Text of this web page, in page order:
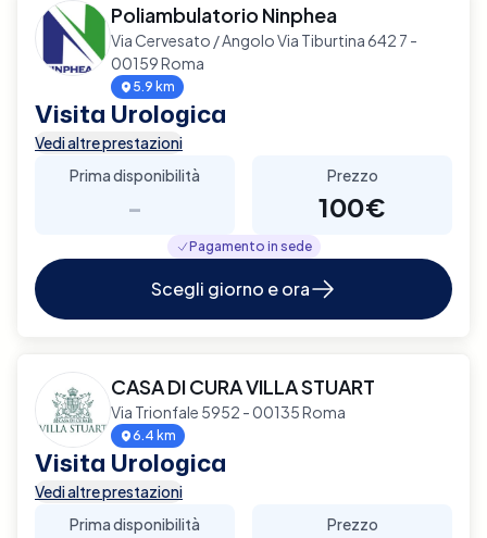
Poliambulatorio Ninphea
Via Cervesato / Angolo Via Tiburtina 642 7 -
00159 Roma
5.9 km
Visita Urologica
Vedi altre prestazioni
Prima disponibilità
-
Prezzo
100€
Pagamento in sede
Scegli giorno e ora
CASA DI CURA VILLA STUART
Via Trionfale 5952 - 00135 Roma
6.4 km
Visita Urologica
Vedi altre prestazioni
Prima disponibilità
Prezzo